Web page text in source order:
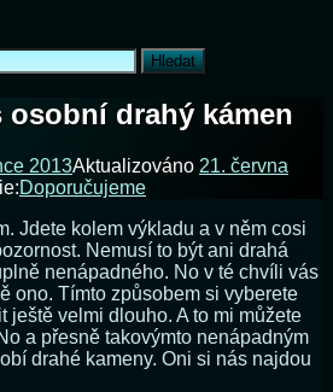
osobní drahý kámen
2013Aktualizováno 21. června
Doporučujeme
Jdete kolem výkladu a v něm cosi
Nemusí to být ani drahá
nenápadného. No v té chvíli vás
ono. Tímto způsobem si vyberete
ještě velmi dlouho. A to mi můžete
a přesně takovýmto nenápadným
drahé kameny. Oni si nás najdou